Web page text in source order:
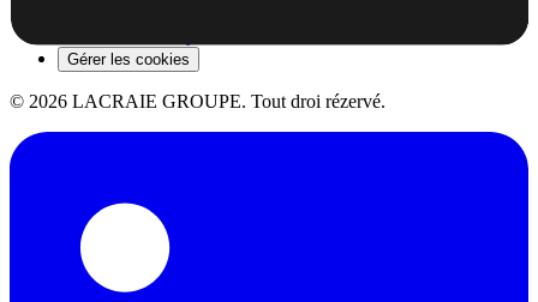
Gérer les cookies
© 2026 LACRAIE GROUPE. Tout droi rézervé.